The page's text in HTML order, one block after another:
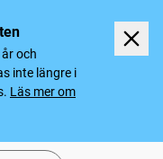
och
inte längre i
Läs mer om